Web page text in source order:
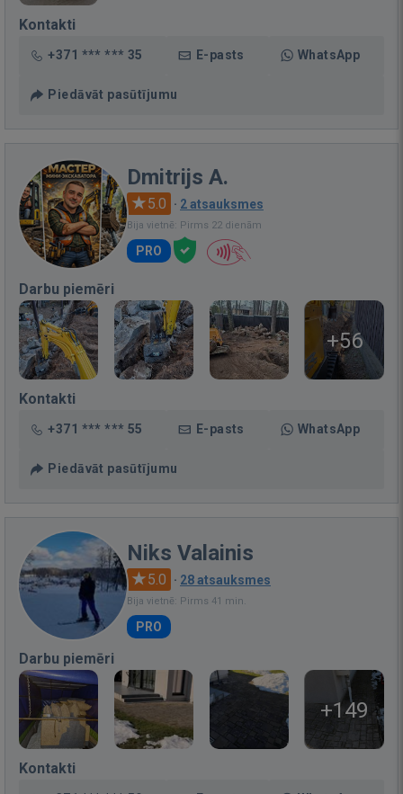
Kontakti
+371 *** *** 35 E-pasts WhatsApp
Piedāvāt pasūtījumu
Dmitrijs A.
5.0 · 2 atsauksmes
Bija vietnē: Pirms 22 dienām
PRO
Darbu piemēri
+56
Kontakti
+371 *** *** 55 E-pasts WhatsApp
Piedāvāt pasūtījumu
Niks Valainis
5.0 · 28 atsauksmes
Bija vietnē: Pirms 41 min.
PRO
Darbu piemēri
+149
Kontakti